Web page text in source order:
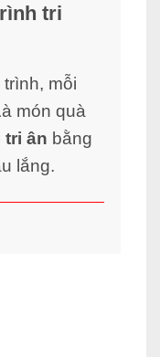
tri
mỗi
món quà
tri ân bằng
lắng.